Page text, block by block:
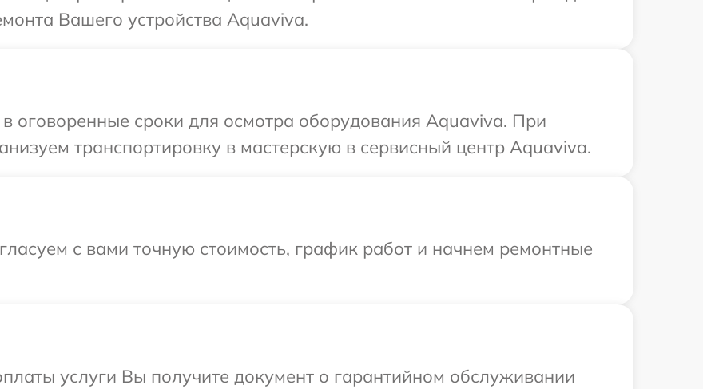
Вашего устройства Aquaviva.
оговоренные сроки для осмотра оборудования Aquaviva. При
транспортировку в мастерскую в сервисный центр Aquaviva.
с вами точную стоимость, график работ и начнем ремонтные
услуги Вы получите документ о гарантийном обслуживании